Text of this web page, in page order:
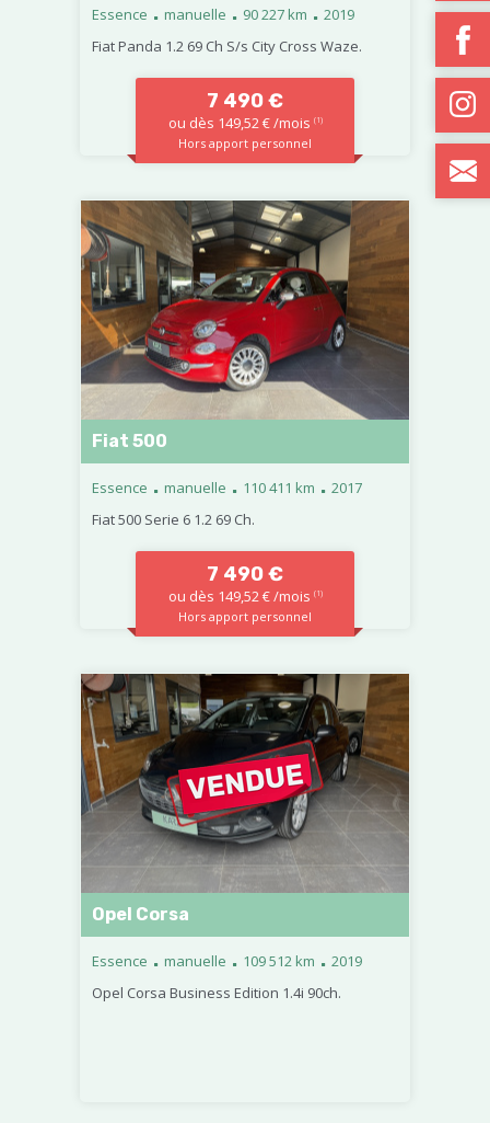
Essence . manuelle . 90 227 km . 2019
Fiat Panda 1.2 69 Ch S/s City Cross Waze.
7 490 €
ou dès 149,52 € /mois (1)
Hors apport personnel
Fiat 500
Essence . manuelle . 110 411 km . 2017
Fiat 500 Serie 6 1.2 69 Ch.
7 490 €
ou dès 149,52 € /mois (1)
Hors apport personnel
Opel Corsa
Essence . manuelle . 109 512 km . 2019
Opel Corsa Business Edition 1.4i 90ch.